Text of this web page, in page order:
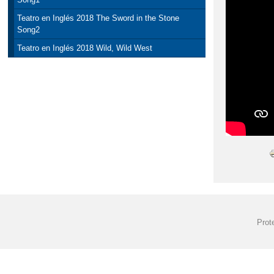
Teatro en Inglés 2018 The Sword in the Stone
Song2
Teatro en Inglés 2018 Wild, Wild West